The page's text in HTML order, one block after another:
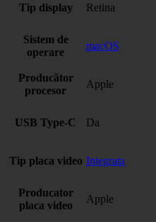
Tip display Retina
Sistem de
operare
macOS
Producător
procesor
Apple
USB Type-C Da
Tip placa video Integrata
Producator
placa video
Apple